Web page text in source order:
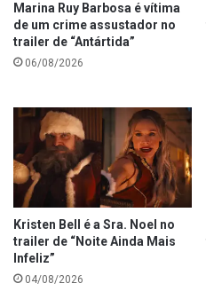
Marina Ruy Barbosa é vítima
de um crime assustador no
trailer de “Antártida”
06/08/2026
Kristen Bell é a Sra. Noel no
trailer de “Noite Ainda Mais
Infeliz”
04/08/2026